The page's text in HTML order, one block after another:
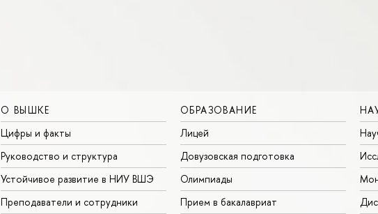
О ВЫШКЕ
Цифры и факты
Руководство и структура
Устойчивое развитие в НИУ ВШЭ
Преподаватели и сотрудники
ОБРАЗОВАНИЕ
Лицей
Довузовская подготовка
Олимпиады
Прием в бакалавриат